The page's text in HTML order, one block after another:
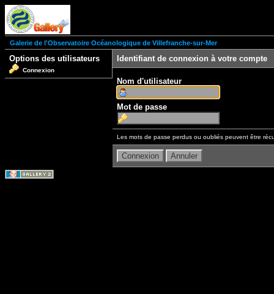
Galerie de l'Observatoire Océanologique de Villefranche-sur-Mer
Options des utilisateurs
Connexion
Identifiant de connexion à votre compte
Nom d'utilisateur
Mot de passe
Les mots de passe perdus ou oubliés peuvent être